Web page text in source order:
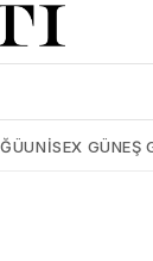
için kişisel verilerin
UNISEX GÜNEŞ